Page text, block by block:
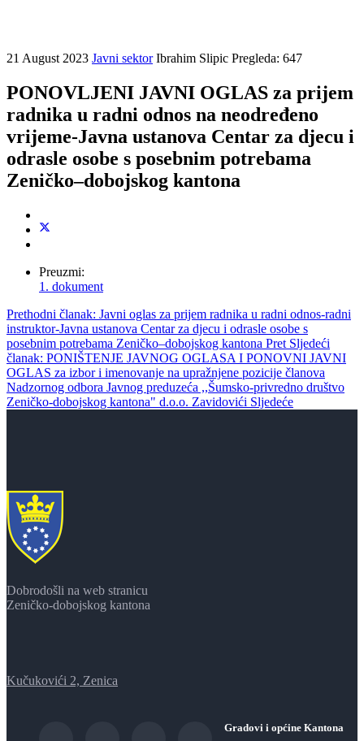
21 August 2023 Javni sektor Ibrahim Slipic Pregleda: 647
PONOVLJENI JAVNI OGLAS za prijem
radnika u radni odnos na neodređeno
vrijeme-Javna ustanova Centar za djecu i
odrasle osobe s posebnim potrebama
Zeničko–dobojskog kantona
Preuzmi:
1. dokument
Prethodni članak: Javni oglas za prijem radnika u radni odnos-radni
instruktor-Javna ustanova Centar za djecu i odrasle osobe s
posebnim potrebama Zeničko–dobojskog kantona Pret Sljedeći
članak: PONIŠTENJE JAVNOG OGLASA I PONOVNI JAVNI
OGLAS za izbor i imenovanje na upražnjene pozicije članova
Nadzornog odbora Javnog preduzeća ,,Šumsko-privredno društvo
Zeničko-dobojskog kantona" d.o.o. Zavidovići Sljedeće
Dobrodošli na web stranicu
Zeničko-dobojskog kantona
Kučukovići 2, Zenica
Gradovi i općine Kantona